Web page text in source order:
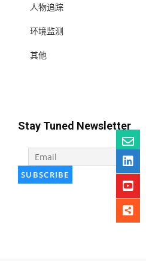
人物追踪
环境监测
其他
Stay Tuned Newsletter